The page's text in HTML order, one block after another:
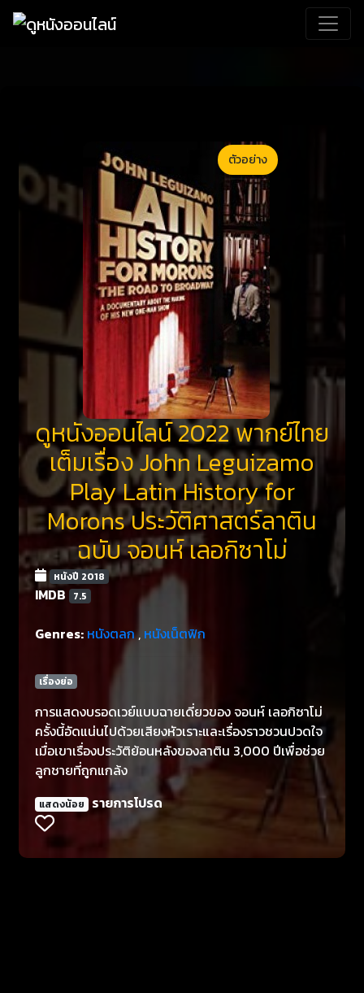
ตัวอย่าง
ดูหนังออนไลน์ 2022 พากย์ไทย
เต็มเรื่อง John Leguizamo
Play Latin History for
Morons ประวัติศาสตร์ลาติน
ฉบับ จอนห์ เลอกิซาโม่
หนังปี 2018
IMDB 7.5
Genres: หนังตลก, หนังเน็ตฟิก
เรื่องย่อ
การแสดงบรอดเวย์แบบฉายเดี่ยวของ จอนห์ เลอกิซาโม่
ครั้งนี้อัดแน่นไปด้วยเสียงหัวเราะและเรื่องราวชวนปวดใจ
เมื่อเขาเรื่องประวัติย้อนหลังของลาติน 3,000 ปีเพื่อช่วย
ลูกชายที่ถูกแกล้ง
แสดงน้อย รายการโปรด